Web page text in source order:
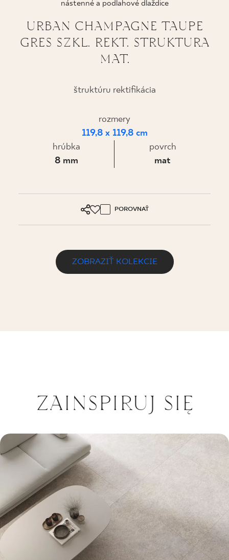
O NÁS
MÔJ PROFIL
KONTAKT
PL EN UK RU
nástenné a podlahové dlaždice
URBAN CHAMPAGNE TAUPE
GRES SZKL. REKT. STRUKTURA
MAT.
štruktúru rektifikácia
rozmery
119,8 x 119,8 cm
hrúbka
8 mm
povrch
mat
POROVNAŤ
ZOBRAZIŤ KOLEKCIE
ZAINSPIRUJ SIĘ